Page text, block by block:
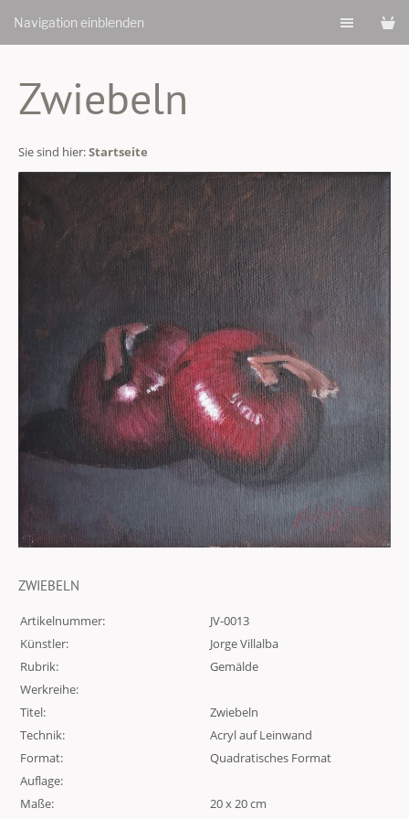
Navigation einblenden
Zwiebeln
Sie sind hier:Startseite
ZWIEBELN
Artikelnummer:
JV-0013
Künstler:
Jorge Villalba
Rubrik:
Gemälde
Werkreihe:
Titel:
Zwiebeln
Technik:
Acryl auf Leinwand
Format:
Quadratisches Format
Auflage:
Maße:
20 x 20 cm